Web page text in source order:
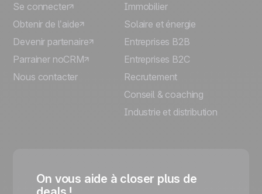
Se connecter
Obtenir de l’aide
Devenir partenaire
Parrainer noCRM
Nous contacter
Immobilier
Solaire et énergie
Entreprises B2B
Entreprises B2C
Recrutement
Conseil & coaching
Industrie et distribution
On vous aide à closer plus de